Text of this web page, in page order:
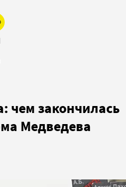
чем закончилась
Медведева